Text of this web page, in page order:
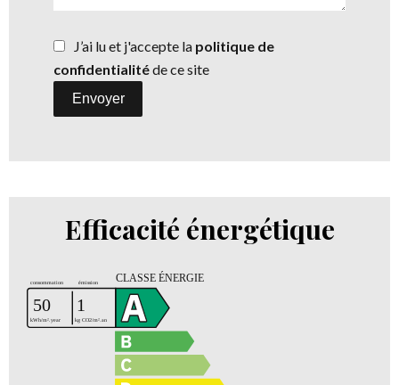
J’ai lu et j'accepte la politique de
confidentialitéde ce site
Envoyer
Efficacité énergétique